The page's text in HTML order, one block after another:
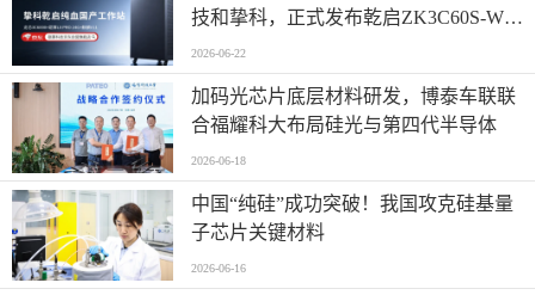
技和挚科，正式发布乾启ZK3C60S-W全
自研国产专业工作站
2026-06-22
加码光芯片底层材料研发，博泰车联联
合福耀科大布局硅光与第四代半导体
2026-06-18
中国“纯硅”成功突破！我国攻克硅基量
子芯片关键材料
2026-06-16